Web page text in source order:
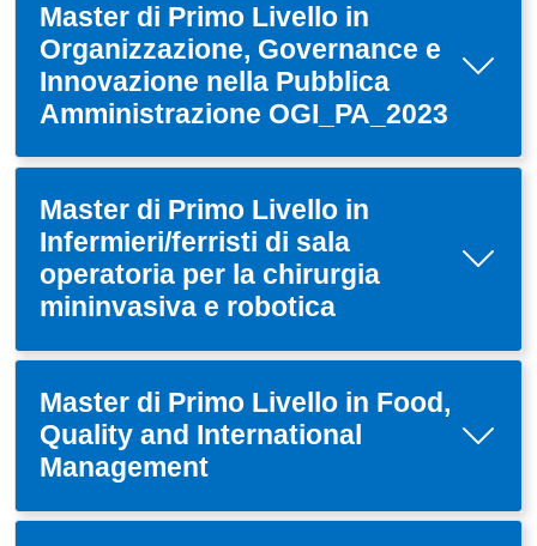
Master di Primo Livello in
Organizzazione, Governance e
Innovazione nella Pubblica
Amministrazione OGI_PA_2023
Master di Primo Livello in
Infermieri/ferristi di sala
operatoria per la chirurgia
mininvasiva e robotica
Master di Primo Livello in Food,
Quality and International
Management